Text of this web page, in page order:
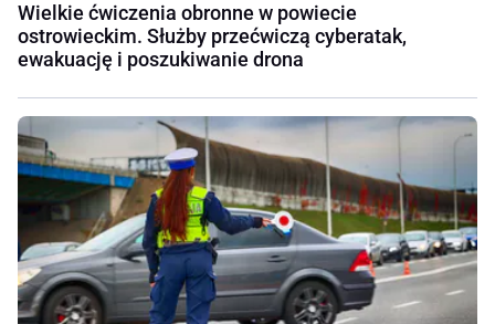
Wielkie ćwiczenia obronne w powiecie
ostrowieckim. Służby przećwiczą cyberatak,
ewakuację i poszukiwanie drona